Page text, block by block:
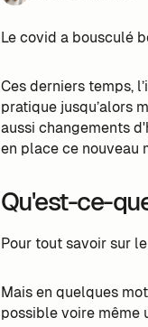
Le covid a bousculé
Ces derniers temps,
pratique jusqu’alors
aussi changements
en place ce nouveau
Qu'est-ce-
Pour tout savoir sur
Mais en quelques
possible voire même